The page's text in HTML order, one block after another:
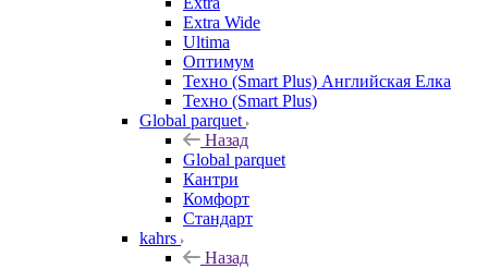
Extra Wide
Ultima
Оптимум
Техно (Smart Plus) Английская Елка
Техно (Smart Plus)
Global parquet
Назад
Global parquet
Кантри
Комфорт
Стандарт
kahrs
Назад